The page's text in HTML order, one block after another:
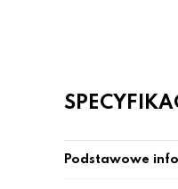
Podstawowe